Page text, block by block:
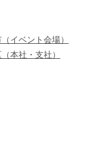
（ イベント会場）
（本社・支社 ）